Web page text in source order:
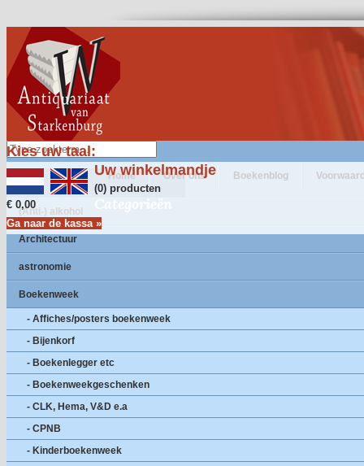
Kies uw taal:
Uw winkelmandje
(0) producten
€ 0,00
Ga naar de kassa »
Home Over ons Boekenblog
Categorieën
(Anti-) alkohol
Architectuur
astronomie
Boekenweek
- Affiches/posters boekenweek
- Bijenkorf
- Boekenlegger etc
- Boekenweekgeschenken
- CLK, Hema, V&D e.a
- CPNB
- Kinderboekenweek